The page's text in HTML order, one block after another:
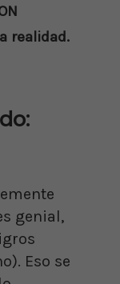
realidad.
genial,
Eso se